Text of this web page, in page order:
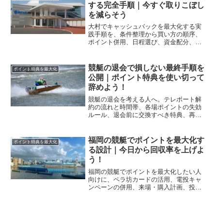
する完全手順｜今すぐ取りこぼし
を減らそう
大村でキャッシュバックを最大化する実
践手順を、条件整理から買い方の順序、
ポイント併用、日程選び、資金配分、リ
ポイント特典を最大化
競艇の退会で損しない最終手順を
公開｜ポイント特典を使い切って
辞めよう！
競艇の退会を考える人へ。テレボート解
約の流れと時間帯、各場ポイントの失効
ルール、退会前に交換すべき特典、再登
ポイント特典を最大化
福岡の競艇でポイントを最大化す
る設計｜今日から回収率を上げよ
う！
福岡の競艇でポイントを最大化したい人
向けに、ペラ坊カードの活用、電投キャ
ンペーンの併用、来場・購入計画、投票